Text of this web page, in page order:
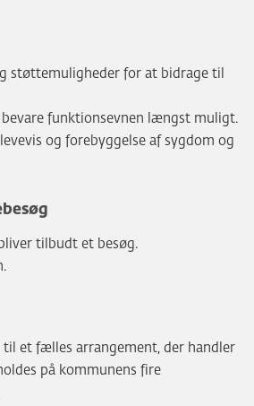
støttemuligheder for at bidrage til
funktionsevnen længst muligt.
og forebyggelse af sygdom og
tilbudt et besøg.
til et fælles arrangement, der handler
på kommunens fire